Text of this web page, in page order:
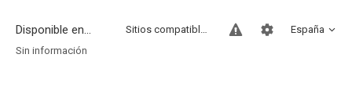
Disponible en... España
Sitios compatibles
Sin información